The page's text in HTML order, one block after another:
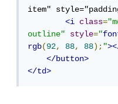
item"
<i
class=
outline"
style="
rgb(92, 88, 88);"
</button>
</td>